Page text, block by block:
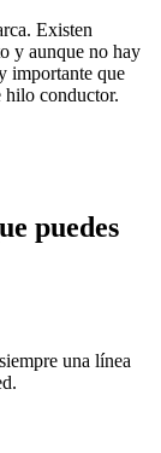
Existen
y aunque no hay
importante que
hilo conductor.
puedes
una línea